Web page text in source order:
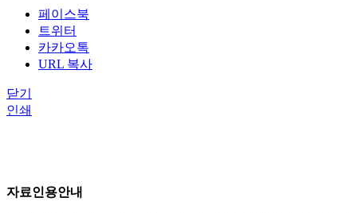
페이스북
트위터
카카오톡
URL 복사
닫기
인쇄
자료인용안내